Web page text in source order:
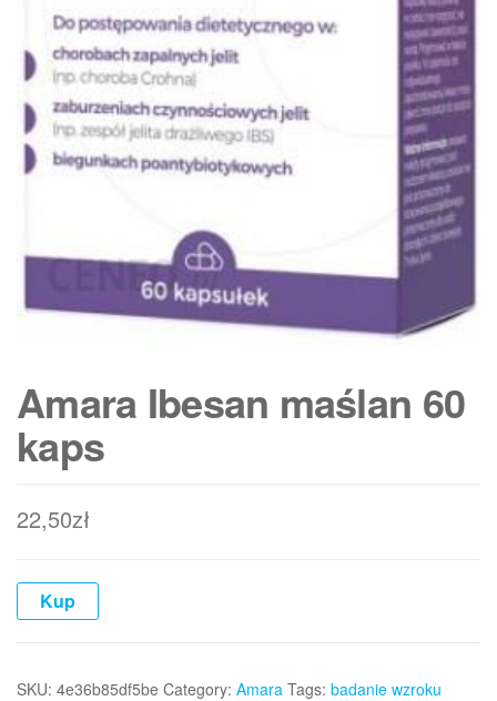
Amara Ibesan maślan 60
kaps
22,50zł
Kup
SKU: 4e36b85df5be Category: Amara Tags: badanie wzroku